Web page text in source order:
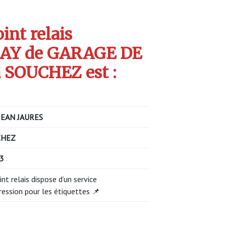
relais
de GARAGE DE
est :
JAURES
relais dispose d’un service
pour les étiquettes 📌